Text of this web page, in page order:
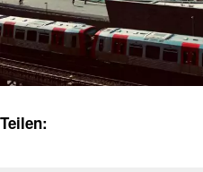
Teilen: